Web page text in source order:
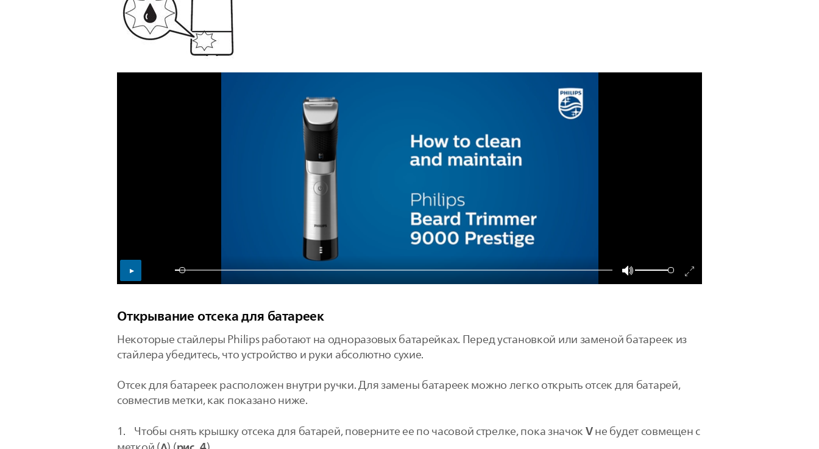
Открывание отсека для батареек
Некоторые стайлеры Philips работают на одноразовых батарейках. Перед установкой или заменой батареек из
стайлера убедитесь, что устройство и руки абсолютно сухие.
Отсек для батареек расположен внутри ручки. Для замены батареек можно легко открыть отсек для батарей,
совместив метки, как показано ниже.
1. Чтобы снять крышку отсека для батарей, поверните ее по часовой стрелке, пока значокVне будет совмещен с